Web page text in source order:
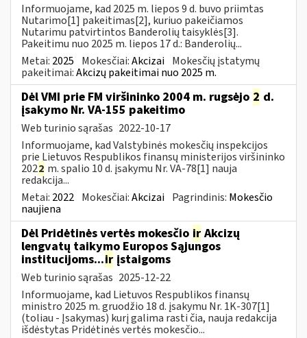
Informuojame, kad 2025 m. liepos 9 d. buvo priimtas
Nutarimo[1] pakeitimas[2], kuriuo pakeičiamos
Nutarimu patvirtintos Banderolių taisyklės[3].
Pakeitimu nuo 2025 m. liepos 17 d.: Banderolių...
Metai: 2025 Mokesčiai:Akcizai Mokesčių įstatymų
pakeitimai:Akcizų pakeitimai nuo 2025 m.
Dėl VMI prie FM viršininko 2004 m. rugsėjo 2 d.
įsakymo Nr. VA-155 pakeitimo
Web turinio sąrašas 2022-10-17
Informuojame, kad Valstybinės mokesčių inspekcijos
prie Lietuvos Respublikos finansų ministerijos viršininko
2022 m. spalio 10 d. įsakymu Nr. VA-78[1] nauja
redakcija...
Metai: 2022 Mokesčiai:Akcizai Pagrindinis: Mokesčio
naujiena
Dėl Pridėtinės vertės mokesčio ir Akcizų
lengvatų taikymo Europos Sąjungos
institucijoms...ir įstaigoms
Web turinio sąrašas 2025-12-22
Informuojame, kad Lietuvos Respublikos finansų
ministro 2025 m. gruodžio 18 d. įsakymu Nr. 1K-307[1]
(toliau - Įsakymas) kurį galima rasti čia, nauja redakcija
išdėstytas Pridėtinės vertės mokesčio...